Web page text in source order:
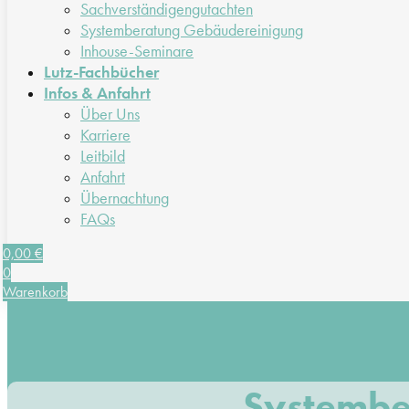
Sachverständigengutachten
Systemberatung Gebäudereinigung
Inhouse-Seminare
Lutz-Fachbücher
Infos & Anfahrt
Über Uns
Karriere
Leitbild
Anfahrt
Übernachtung
FAQs
0,00€
0
Warenkorb